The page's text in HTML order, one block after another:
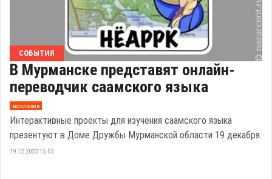
СОБЫТИЯ
В Мурманске представят онлайн-
переводчик саамского языка
эксклюзив
Интерактивные проекты для изучения саамского языка
презентуют в Доме Дружбы Мурманской области 19 декабря.
19.12.2023 15:03